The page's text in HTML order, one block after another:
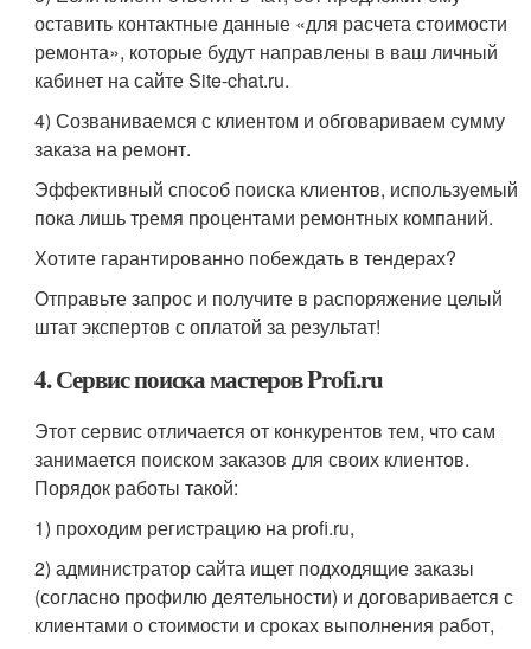
оставить контактные данные «для расчета стоимости
ремонта», которые будут направлены в ваш личный
кабинет на сайте Site-chat.ru.
4) Созваниваемся с клиентом и обговариваем сумму
заказа на ремонт.
Эффективный способ поиска клиентов, используемый
пока лишь тремя процентами ремонтных компаний.
Хотите гарантированно побеждать в тендерах?
Отправьте запрос и получите в распоряжение целый
штат экспертов с оплатой за результат!
4. Сервис поиска мастеров Profi.ru
Этот сервис отличается от конкурентов тем, что сам
занимается поиском заказов для своих клиентов.
Порядок работы такой:
1) проходим регистрацию на profi.ru,
2) администратор сайта ищет подходящие заказы
(согласно профилю деятельности) и договаривается с
клиентами о стоимости и сроках выполнения работ,